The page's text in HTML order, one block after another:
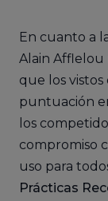
En cuanto a
Alain Afflelou
que los
puntuación
los
compromiso
uso para
Prácticas